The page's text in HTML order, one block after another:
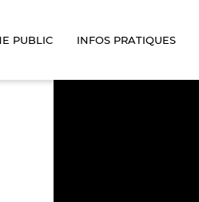
PUBLIC INFOS PRATIQUES